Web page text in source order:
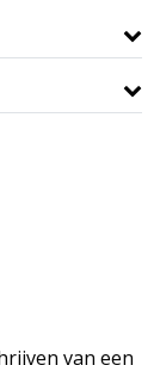
van een